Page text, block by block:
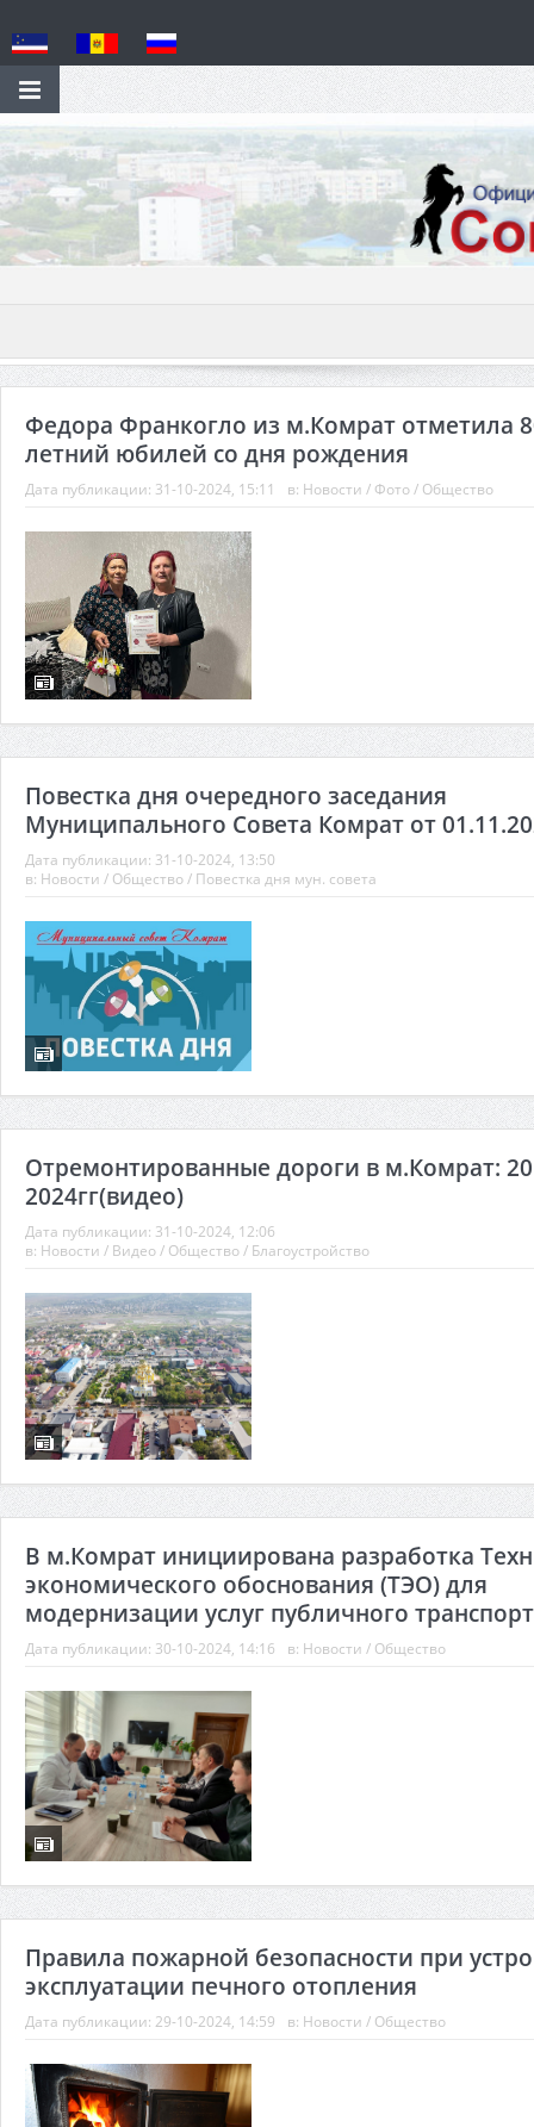
Федора Франкогло из м.Комрат отметила
летний юбилей со дня рождения
Дата публикации: 31-10-2024, 15:11 в: Новости / Фото/ Общество
Повестка дня очередного заседания
Муниципального Совета Комрат от
Дата публикации: 31-10-2024, 13:50
в: Новости / Общество/ Повестка дня мун. совета
Отремонтированные дороги в м.Комрат:
2024гг(видео)
Дата публикации: 31-10-2024, 12:06
в: Новости / Видео/ Общество/ Благоустройство
В м.Комрат инициирована разработка
экономического обоснования (ТЭО) для
модернизации услуг публичного
Дата публикации: 30-10-2024, 14:16 в: Новости / Общество
Правила пожарной безопасности при
эксплуатации печного отопления
Дата публикации: 29-10-2024, 14:59 в: Новости / Общество